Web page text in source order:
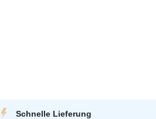
Schnelle Lieferung